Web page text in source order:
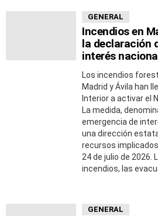
GENERAL
Incendios en
la declaración
interés
Los incendios
Madrid y Ávila han
Interior a activar el
La medida,
emergencia de
una dirección
recursos
24 de julio de 2026.
incendios, las
GENERAL